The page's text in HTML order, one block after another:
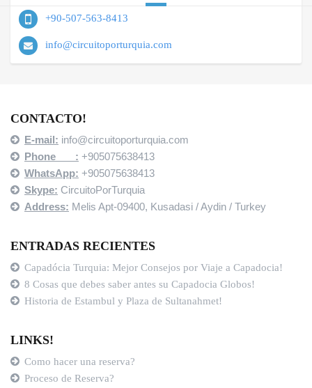
+90-507-563-8413
info@circuitoporturquia.com
CONTACTO!
E-mail: info@circuitoporturquia.com
Phone : +905075638413
WhatsApp: +905075638413
Skype: CircuitoPorTurquia
Address: Melis Apt-09400, Kusadasi / Aydin / Turkey
ENTRADAS RECIENTES
Capadócia Turquia: Mejor Consejos por Viaje a Capadocia!
8 Cosas que debes saber antes su Capadocia Globos!
Historia de Estambul y Plaza de Sultanahmet!
LINKS!
Como hacer una reserva?
Proceso de Reserva?